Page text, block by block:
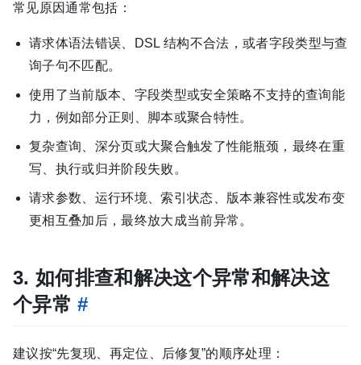
常见原因通常包括：
请求体语法错误、DSL 结构不合法，或者字段类型与查
询子句不匹配。
使用了当前版本、字段类型或安全策略不支持的查询能
力，例如部分正则、脚本或聚合特性。
复杂查询、深分页或大聚合触发了性能瓶颈，最终在重
写、执行或归并阶段失败。
请求参数、运行环境、索引状态、版本兼容性或发布变
更相互叠加后，最终放大成当前异常。
3. 如何排查和解决这个异常和解决这
个异常#
建议按“先复现、再定位、后修复”的顺序处理：